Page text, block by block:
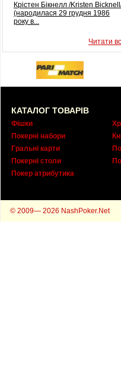
Крістен Бікнелл /Kristen
(народилася 29 грудня 1986
року в...
Читати
КАТАЛОГ ТОВАРІВ
Фішки
Покерні набори
Гральні карти
Покерні столи
Покер атрибутика
© 2009— 2026 NashPoker.Net